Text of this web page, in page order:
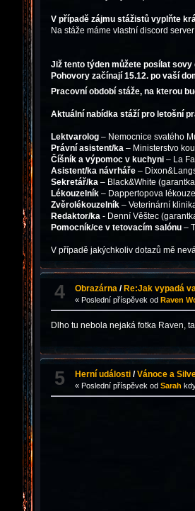
V případě zájmu stážistů vyplňte
Na stáže máme vlastní discord
Již tento týden můžete posílat
Pohovory začínají 15.12. po vaší
Pracovní období stáže, na kterou
Aktuální nabídka stáží pro letošní
Lektvarolog– Nemocnice svatého
Právní asistent/ka– Ministerstvo
Číšník a výpomoc v kuchyni– La
Asistent/ka návrháře–
Sekretář/ka– Black&White (garantka
Lékouzelník– Dappertopova
Zvěrolékouzelník– Veterinární
Redaktor/ka- Denní Věštec
Pomocník/ce v tetovacím salónu–
V případě jakýchkoliv dotazů mě
4 Obrazárna /Re:Jak vypadá
« Poslední příspěvek odRaven
Dlho tu nebola nejaká fotka Raven,
5 Herní události /Vánoce a
« Poslední příspěvek odSarah